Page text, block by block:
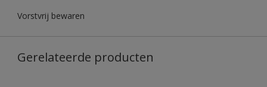
Vorstvrij bewaren
Gerelateerde producten